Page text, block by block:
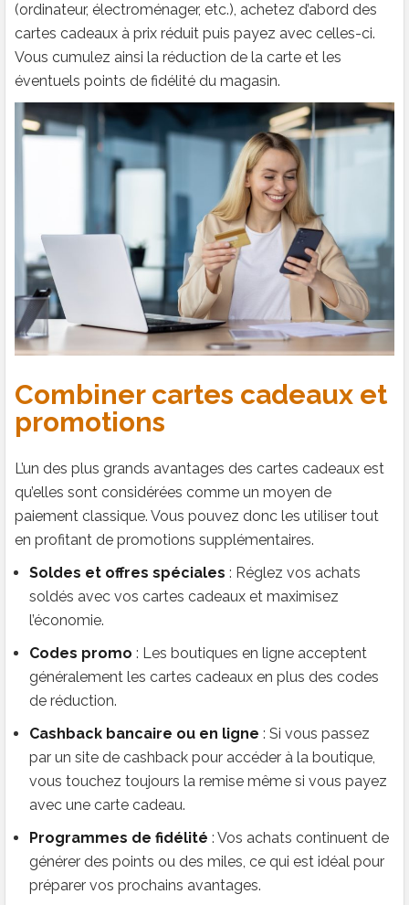
(ordinateur, électroménager, etc.), achetez d’abord des
cartes cadeaux à prix réduit puis payez avec celles-ci.
Vous cumulez ainsi la réduction de la carte et les
éventuels points de fidélité du magasin.
Combiner cartes cadeaux et
promotions
L’un des plus grands avantages des cartes cadeaux est
qu’elles sont considérées comme un moyen de
paiement classique. Vous pouvez donc les utiliser tout
en profitant de promotions supplémentaires.
Soldes et offres spéciales : Réglez vos achats
soldés avec vos cartes cadeaux et maximisez
l’économie.
Codes promo : Les boutiques en ligne acceptent
généralement les cartes cadeaux en plus des codes
de réduction.
Cashback bancaire ou en ligne : Si vous passez
par un site de cashback pour accéder à la boutique,
vous touchez toujours la remise même si vous payez
avec une carte cadeau.
Programmes de fidélité : Vos achats continuent de
générer des points ou des miles, ce qui est idéal pour
préparer vos prochains avantages.